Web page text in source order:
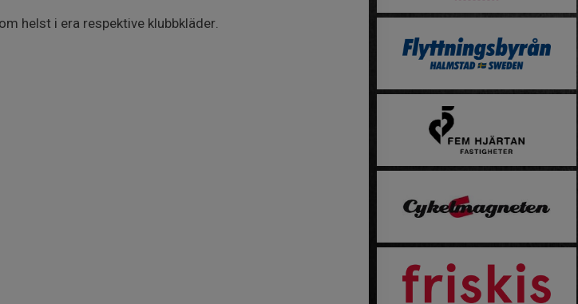
helst i era respektive klubbkläder.